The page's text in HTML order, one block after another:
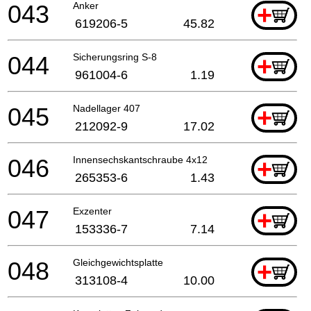
Anker +
043 619206-5 45.82
Sicherungsring S-8 +
044 961004-6 1.19
Nadellager 407 +
045 212092-9 17.02
Innensechskantschraube 4x12 +
046 265353-6 1.43
Exzenter +
047 153336-7 7.14
Gleichgewichtsplatte +
048 313108-4 10.00